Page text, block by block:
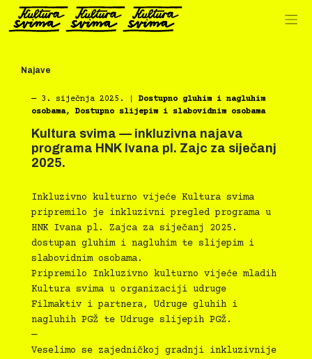
Preskoči
sadržaj
Najave
― 3. siječnja 2025.
Dostupno gluhim i nagluhim
osobama, Dostupno slijepim i slabovidnim osobama
Kultura svima — inkluzivna najava
programa HNK Ivana pl. Zajc za siječanj
2025.
Inkluzivno kulturno vijeće Kultura svima
pripremilo je inkluzivni pregled programa u
HNK Ivana pl. Zajca za siječanj 2025.
dostupan gluhim i nagluhim te slijepim i
slabovidnim osobama.
Pripremilo Inkluzivno kulturno vijeće mladih
Kultura svima u organizaciji udruge
Filmaktiv i partnera, Udruge gluhih i
nagluhih PGŽ te Udruge slijepih PGŽ.
—
Veselimo se zajedničkoj gradnji inkluzivnije